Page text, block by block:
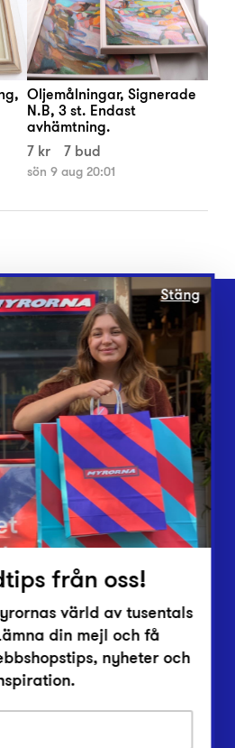
Oljemålningar, Signerade
N.B, 3 st. Endast
avhämtning.
7 kr
7 bud
sön 9 aug 20:01
Stäng
från oss!
värld av tusentals
din mejl och få
nyheter och